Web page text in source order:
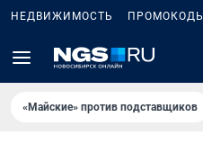
НЕДВИЖИМОСТЬ ПРОМОКОДЫ
«Майские» против подставщиков